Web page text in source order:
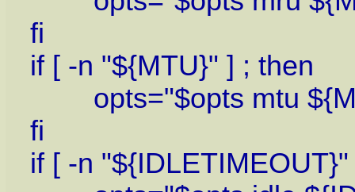
fi
if [ -n "${MTU}" ] ; then
opts="$opts mtu
fi
if [ -n